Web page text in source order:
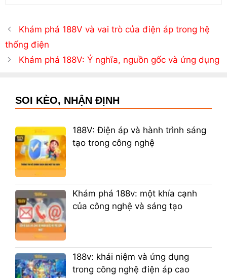
Khám phá 188V và vai trò của điện áp trong hệ
thống điện
Khám phá 188V: Ý nghĩa, nguồn gốc và ứng dụng
SOI KÈO, NHẬN ĐỊNH
188V: Điện áp và hành trình sáng
tạo trong công nghệ
Khám phá 188v: một khía cạnh
của công nghệ và sáng tạo
188v: khái niệm và ứng dụng
trong công nghệ điện áp cao